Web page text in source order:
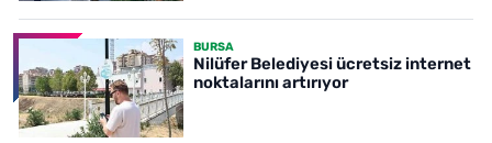
BURSA
Nilüfer Belediyesi ücretsiz internet
noktalarını artırıyor